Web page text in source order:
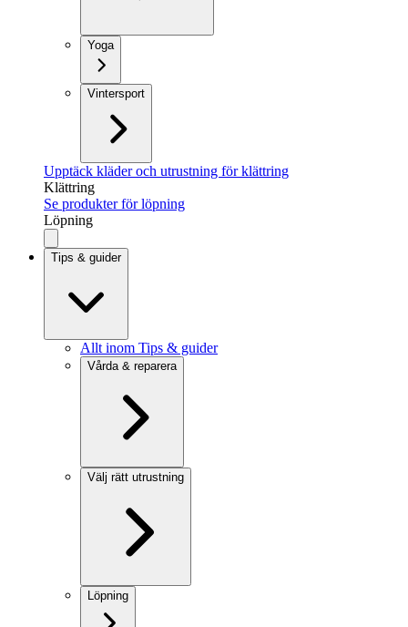
Yoga
Vintersport
Upptäck kläder och utrustning för klättring
Klättring
Se produkter för löpning
Löpning
Tips & guider
Allt inom Tips & guider
Vårda & reparera
Välj rätt utrustning
Löpning